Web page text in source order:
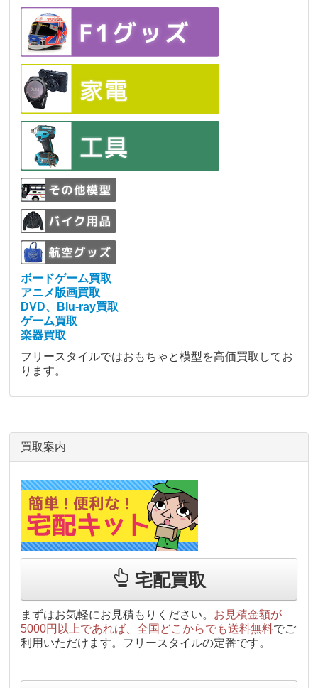
ボードゲーム買取
アニメ版画買取
DVD、Blu-ray買取
ゲーム買取
楽器買取
フリースタイルではおもちゃと模型を高価買取してお
ります。
買取案内
宅配買取
まずはお気軽にお見積もりください。 お見積金額が
5000円以上であれば、全国どこからでも送料無料でご
利用いただけます。フリースタイルの定番です。